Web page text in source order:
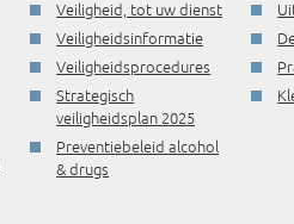
Veiligheid, tot uw dienst
Veiligheidsinformatie
Veiligheidsprocedures
Strategisch
veiligheidsplan 2025
Preventiebeleid alcohol
& drugs